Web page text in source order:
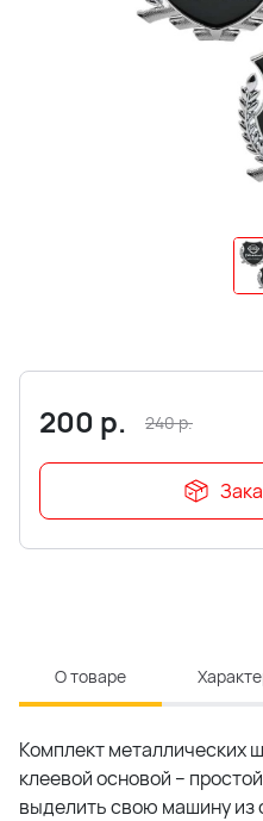
200 р. 240р.
О товаре
Комплект металлических
клеевой основой –
выделить свою машину из